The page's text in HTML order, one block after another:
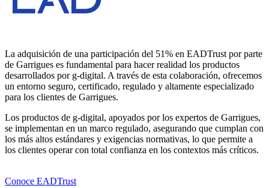
La adquisición de una participación del 51% en EADTrust por parte
de Garrigues es fundamental para hacer realidad los productos
desarrollados por g-digital. A través de esta colaboración, ofrecemos
un entorno seguro, certificado, regulado y altamente especializado
para los clientes de Garrigues.
Los productos de g-digital, apoyados por los expertos de Garrigues,
se implementan en un marco regulado, asegurando que cumplan con
los más altos estándares y exigencias normativas, lo que permite a
los clientes operar con total confianza en los contextos más críticos.
Conoce EADTrust